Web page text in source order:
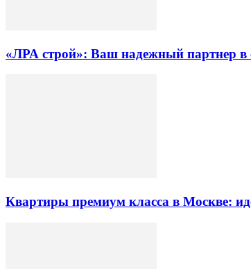
«ЛРА строй»: Ваш надежный партнер в
Квартиры премиум класса в Москве: